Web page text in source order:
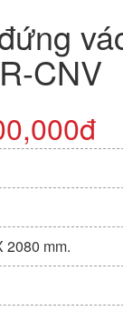
CNV
2080 mm.